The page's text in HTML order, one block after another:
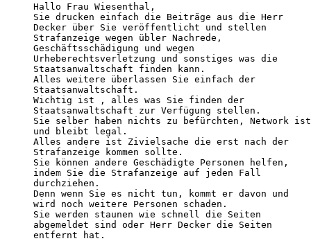
Hallo Frau Wiesenthal,
Sie drucken einfach die Beiträge aus die Herr
Decker über Sie veröffentlicht und stellen
Strafanzeige wegen übler Nachrede,
Geschäftsschädigung und wegen
Urheberechtsverletzung und sonstiges was die
Staatsanwaltschaft finden kann.
Alles weitere überlassen Sie einfach der
Staatsanwaltschaft.
Wichtig ist , alles was Sie finden der
Staatsanwaltschaft zur Verfügung stellen.
Sie selber haben nichts zu befürchten, Network
und bleibt legal.
Alles andere ist Zivielsache die erst nach der
Strafanzeige kommen sollte.
Sie können andere Geschädigte Personen helfen,
indem Sie die Strafanzeige auf jeden Fall
durchziehen.
Denn wenn Sie es nicht tun, kommt er davon und
wird noch weitere Personen schaden.
Sie werden staunen wie schnell die Seiten
abgemeldet sind oder Herr Decker die Seiten
entfernt hat.